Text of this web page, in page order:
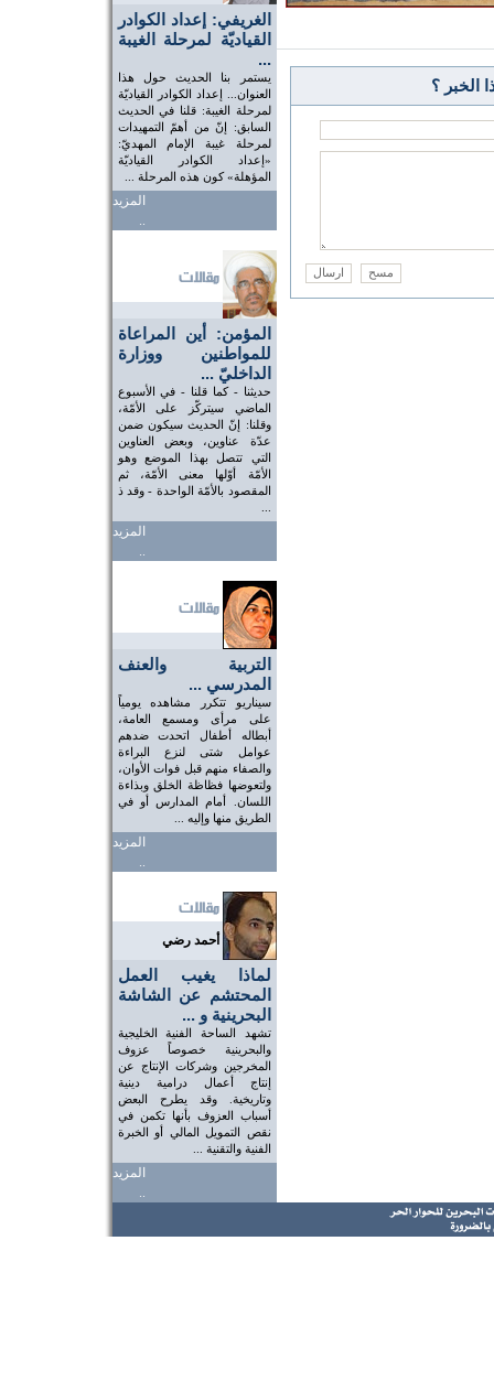
الغريفي: إعداد الكوادر
القياديّة لمرحلة الغيبة
...
يستمر بنا الحديث حول هذا
العنوان... إعداد الكوادر القياديّة
لمرحلة الغيبة: قلنا في الحديث
السابق: إنّ من أهمّ التمهيدات
لمرحلة غيبة الإمام المهديّ:
«إعداد الكوادر القياديّة
المؤهلة» كون هذه المرحلة ...
المزيد
..
المؤمن: أين المراعاة
للمواطنين ووزارة
الداخليّ ...
حديثنا - كما قلنا - في الأسبوع
الماضي سيتركّز على الأمّة،
وقلنا: إنّ الحديث سيكون ضمن
عدّة عناوين، وبعض العناوين
التي تتصل بهذا الموضع وهو
الأمّة أوّلها معنى الأمّة، ثم
المقصود بالأمّة الواحدة - وقد ذ
المزيد
..
التربية والعنف
المدرسي ...
سيناريو تتكرر مشاهده يومياً
على مرأى ومسمع العامة،
أبطاله أطفال اتحدت ضدهم
عوامل شتى لنزع البراءة
والصفاء منهم قبل فوات الأوان،
ولتعوضها فظاظة الخلق وبذاءة
اللسان. أمام المدارس أو في
الطريق منها وإليه ...
المزيد
..
أحمد رضي
لماذا يغيب العمل
المحتشم عن الشاشة
البحرينية و ...
تشهد الساحة الفنية الخليجية
والبحرينية خصوصاً عزوف
المخرجين وشركات الإنتاج عن
إنتاج أعمال درامية دينية
وتاريخية. وقد يطرح البعض
أسباب العزوف بأنها تكمن في
نقص التمويل المالي أو الخبرة
الفنية والتقنية ...
المزيد
..
الخبر ؟